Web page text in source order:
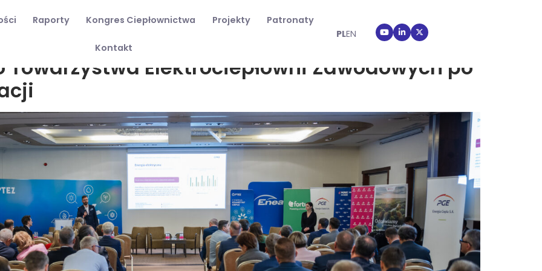
Raporty Kongres Ciepłownictwa Projekty Patronaty
Kontakt
PLEN
Elektrociepłowni Zawodowych po